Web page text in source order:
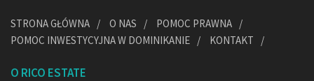
STRONA GŁÓWNA O NAS
POMOC PRAWNA
POMOC INWESTYCYJNA W DOMINIKANIE
KONTAKT
O RICO ESTATE